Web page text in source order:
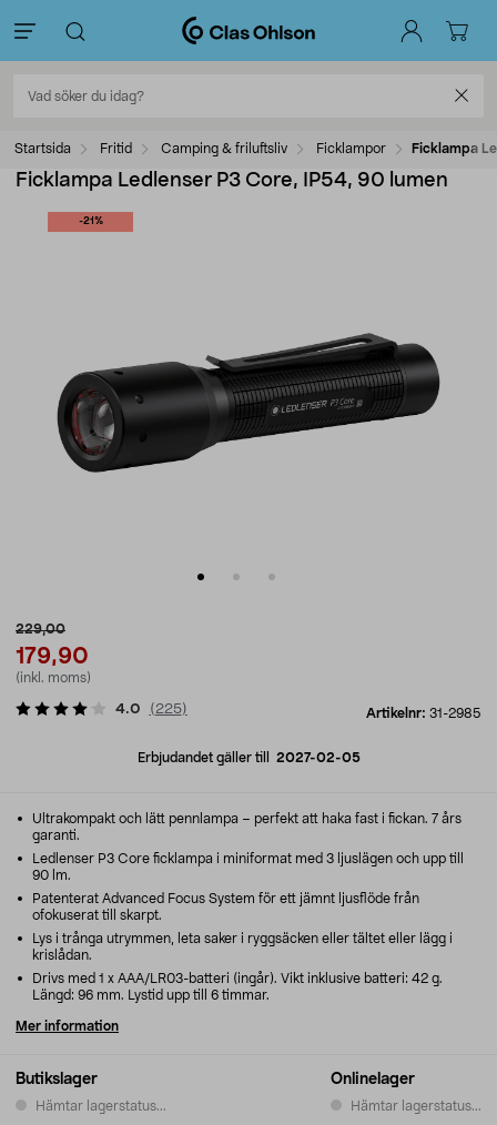
Startsida Fritid Camping & friluftsliv Ficklampor Ficklampa
Ficklampa Ledlenser P3 Core, IP54, 90 lumen
-21%
229,00
179,90
(inkl. moms)
Artikelnr: 31-2985
4.0 ( 225)
Erbjudandet gäller till 2027-02-05
Butikslager
Hämtar lagerstatus...
Onlinelager
Hämtar lagerstatus...
Ultrakompakt och lätt pennlampa – perfekt att haka fast i fickan. 7 års
garanti.
Ledlenser P3 Core ficklampa i miniformat med 3 ljuslägen och upp till
90 lm.
Patenterat Advanced Focus System för ett jämnt ljusflöde från
ofokuserat till skarpt.
Lys i trånga utrymmen, leta saker i ryggsäcken eller tältet eller lägg i
krislådan.
Drivs med 1 x AAA/LR03-batteri (ingår). Vikt inklusive batteri: 42 g.
Längd: 96 mm. Lystid upp till 6 timmar.
Mer information